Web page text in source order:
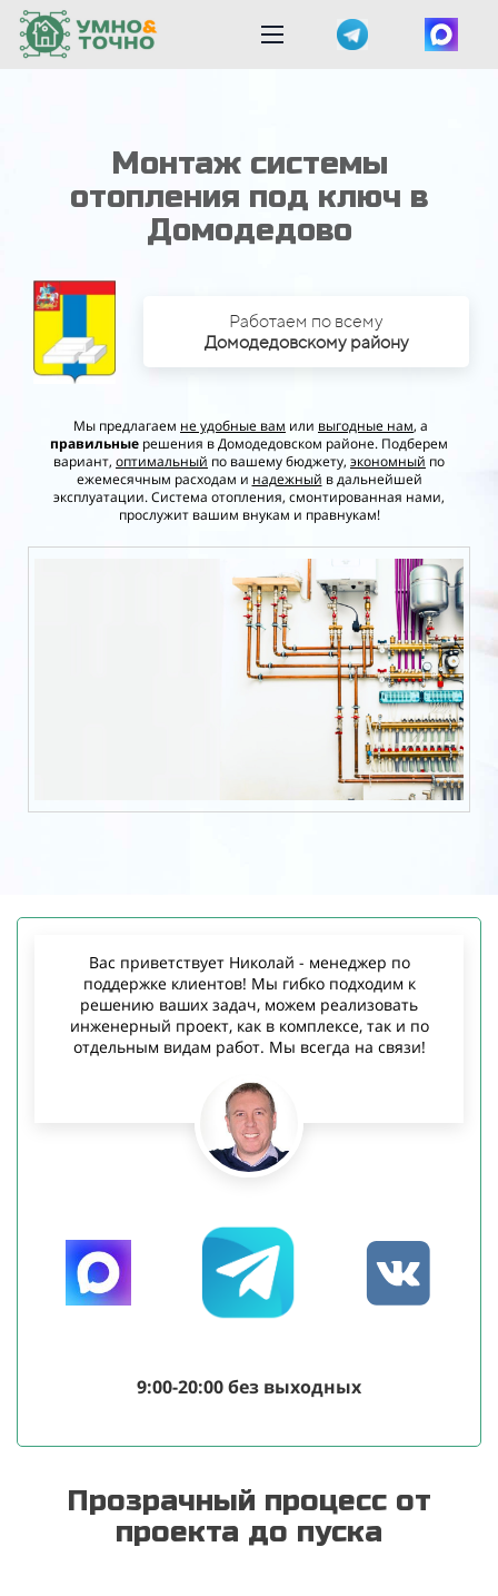
Монтаж системы
отопления под ключ в
Домодедово
Работаем по всему
Домодедовскомурайону
Мы предлагаем не удобные вам или выгодные нам, а
правильные решения в Домодедовском районе. Подберем
вариант, оптимальный по вашему бюджету, экономный по
ежемесячным расходам и надежный в дальнейшей
эксплуатации. Система отопления, смонтированная нами,
прослужит вашим внукам и правнукам!
Вас приветствует Николай - менеджер по
поддержке клиентов! Мы гибко подходим к
решению ваших задач, можем реализовать
инженерный проект, как в комплексе, так и по
отдельным видам работ. Мы всегда на связи!
9:00-20:00 без выходных
Прозрачный процесс от
проекта до пуска